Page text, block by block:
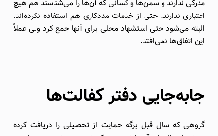
مدرکی ندارند و سمن‌ها و کسانی که آن‌ها را می‌شناسند هم هیچ
اعتباری ندارند. حتی از خدمات مددکاری هم استفاده نکرده‌اند.
البته می‌شود حتی استشهاد محلی برای آنها جمع کرد ولی عملاً
این اتفاق‌ها نمی‌افتد.
جابه‌جایی دفتر کفالت‌ها
گروهی که سال قبل برگه حمایت از تحصیلی را دریافت کرده